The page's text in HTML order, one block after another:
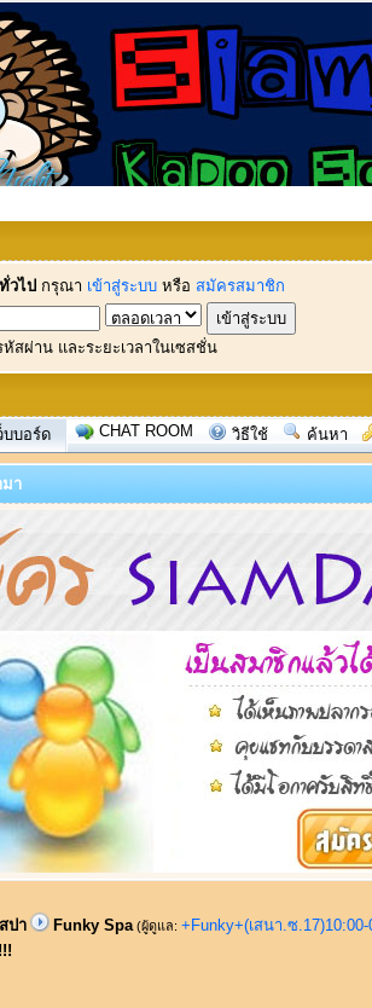
วไป กรุณา เข้าสู่ระบบ หรือ สมัครสมาชิก
สผ่าน และระยะเวลาในเซสชั่น
บบอร์ด CHAT ROOM วิธีใช้ ค้นหา
มา
ปา Funky Spa (ผู้ดูแล: +Funky+(เสนา.ซ